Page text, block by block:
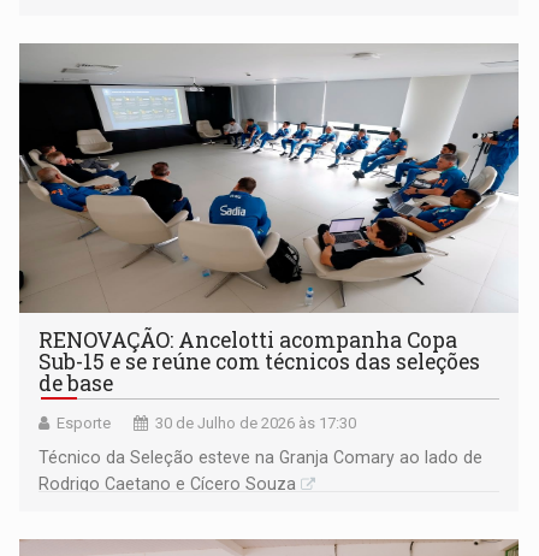
RENOVAÇÃO: Ancelotti acompanha Copa
Sub-15 e se reúne com técnicos das seleções
de base
Esporte 30 de Julho de 2026 às 17:30
Técnico da Seleção esteve na Granja Comary ao lado de
Rodrigo Caetano e Cícero Souza